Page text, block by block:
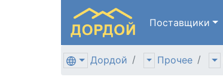
Поставщики
Дордой Прочее